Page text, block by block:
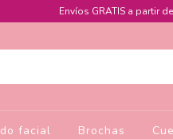
Envíos GRATIS a partir
facial Brochas